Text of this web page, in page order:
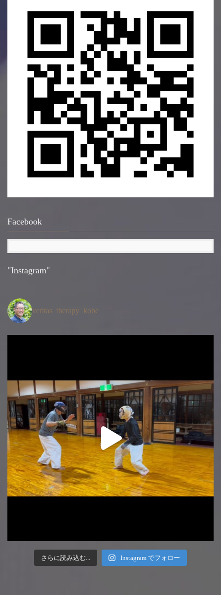
Facebook
"Instagram"
veritas_therapy_kobe
さらに読み込む... Instagram でフォロー